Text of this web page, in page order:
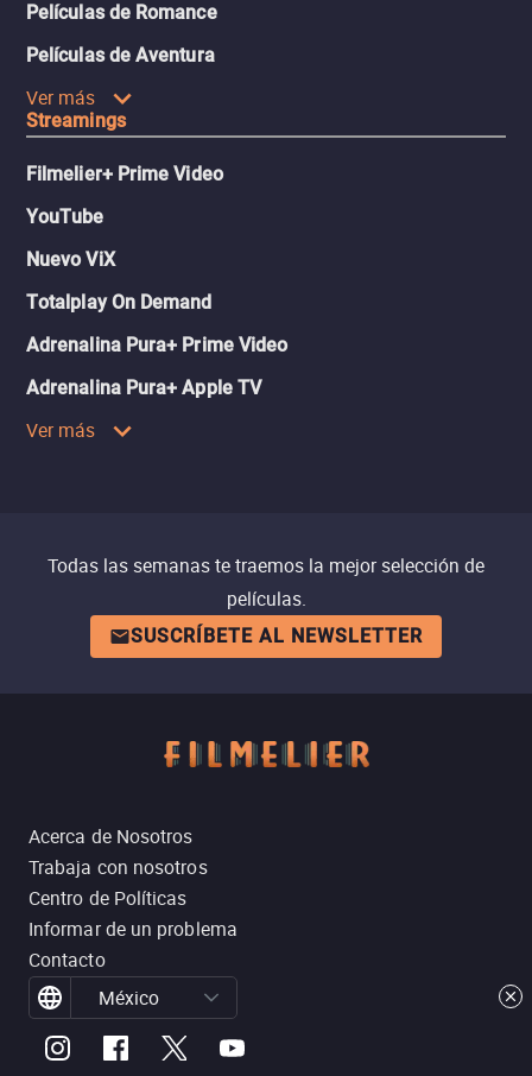
Películas de Romance
Películas de Aventura
Ver más
Streamings
Filmelier+ Prime Video
YouTube
Nuevo ViX
Totalplay On Demand
Adrenalina Pura+ Prime Video
Adrenalina Pura+ Apple TV
Ver más
Todas las semanas te traemos la mejor selección de
películas.
SUSCRÍBETE AL NEWSLETTER
Acerca de Nosotros
Trabaja con nosotros
Centro de Políticas
Informar de un problema
Contacto
México